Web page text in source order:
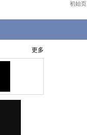
初始页
更多